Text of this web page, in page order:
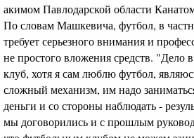
акимом Павлодарской области
По словам Машкевича, футбол, в
требует серьезного внимания и
не простого вложения средств. "Дело
клуб, хотя я сам люблю футбол,
сложный механизм, им надо
деньги и со стороны наблюдать -
мы договорились и с прошлым